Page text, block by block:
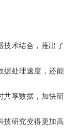
术结合，推出了
处理速度，还能
享数据，加快研
研究变得更加高